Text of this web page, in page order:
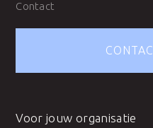
Contact
Voor jouw organisatie